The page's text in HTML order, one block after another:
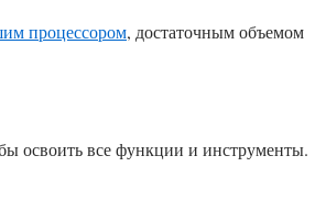
процессором, достаточным объемом
освоить все функции и инструменты.